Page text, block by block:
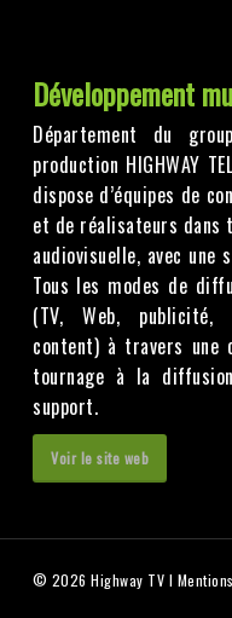
Développement
Département du
production HIGHWAY
dispose d’équipes de
et de réalisateurs dans
audiovisuelle, avec
Tous les modes de
(TV, Web, publicité,
content) à travers une
tournage à la
support.
Voir le site web
© 2026 Highway TV I